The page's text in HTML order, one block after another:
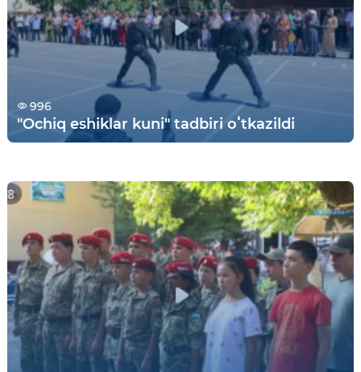
996
"Ochiq eshiklar kuni" tadbiri oʻtkazildi